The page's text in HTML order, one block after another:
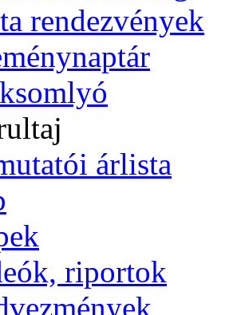
rendezvények
árlista
riportok